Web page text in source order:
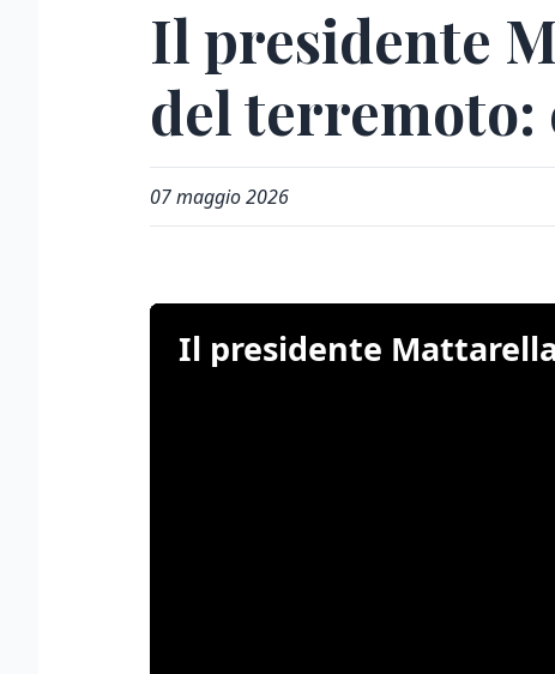
Il presidente
del terremoto:
07 maggio 2026